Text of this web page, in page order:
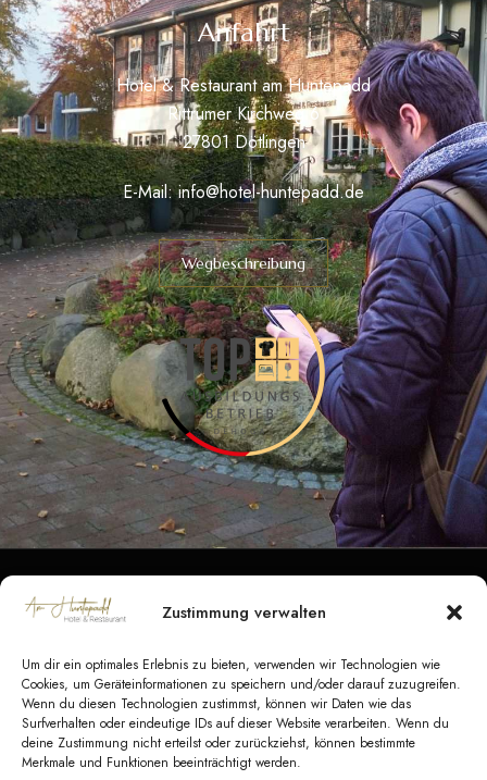
Zustimmung verwalten
Um dir ein optimales Erlebnis zu bieten, verwenden wir Technologien wie
Cookies, um Geräteinformationen zu speichern und/oder darauf zuzugreifen.
Wenn du diesen Technologien zustimmst, können wir Daten wie das
Surfverhalten oder eindeutige IDs auf dieser Website verarbeiten. Wenn du
deine Zustimmung nicht erteilst oder zurückziehst, können bestimmte
Merkmale und Funktionen beeinträchtigt werden.
Anfahrt
Hotel & Restaurant am Huntepadd
Rittrumer Kirchweg 6
27801 Dötlingen
E-Mail:info@hotel-huntepadd.de
Wegbeschreibung
Datenschutz |Impressum|Barrierefreiheit
AGB Hotel| AGB Veranstaltungen|AGB
Catering